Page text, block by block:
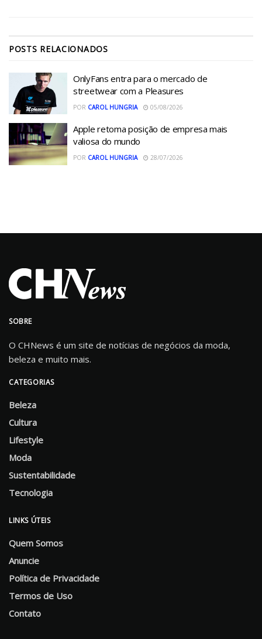
POSTS RELACIONADOS
OnlyFans entra para o mercado de
streetwear com a Pleasures
POR CAROL HUNGRIA 05/08/2026
Apple retoma posição de empresa mais
valiosa do mundo
POR CAROL HUNGRIA 28/07/2026
SOBRE
O CHNews é um site de notícias de negócios da moda,
beleza e muito mais.
CATEGORIAS
Beleza
Cultura
Lifestyle
Moda
Sustentabilidade
Tecnologia
LINKS ÚTEIS
Quem Somos
Anuncie
Política de Privacidade
Termos de Uso
Contato